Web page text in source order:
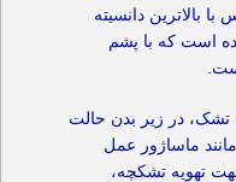
با بالاترین دانسیته
است که با پشم
در زیر بدن حالت
ماساژور عمل
تهویه تشکچه،